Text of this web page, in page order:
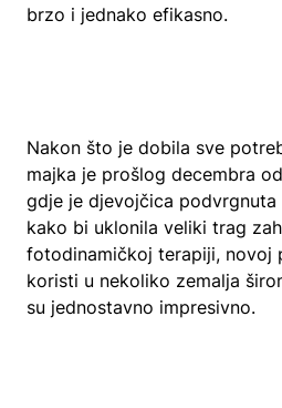
brzo i jednako efikasno.
Nakon što je dobila sve
majka je prošlog decembra
gdje je djevojčica
kako bi uklonila veliki trag
fotodinamičkoj terapiji, novoj
koristi u nekoliko zemalja
su jednostavno impresivno.